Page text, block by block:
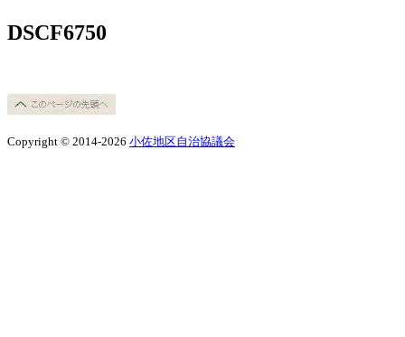
DSCF6750
Copyright © 2014-2026 小佐地区自治協議会